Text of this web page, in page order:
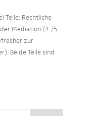
Teile: Rechtliche
Mediation (4./5.
zur
Beide Teile sind